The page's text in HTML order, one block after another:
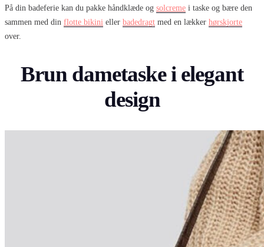
På din badeferie kan du pakke håndklæde og solcreme i taske og bære den
sammen med din flotte bikini eller badedragt med en lækker hørskjorte
over.
Brun dametaske i elegant
design